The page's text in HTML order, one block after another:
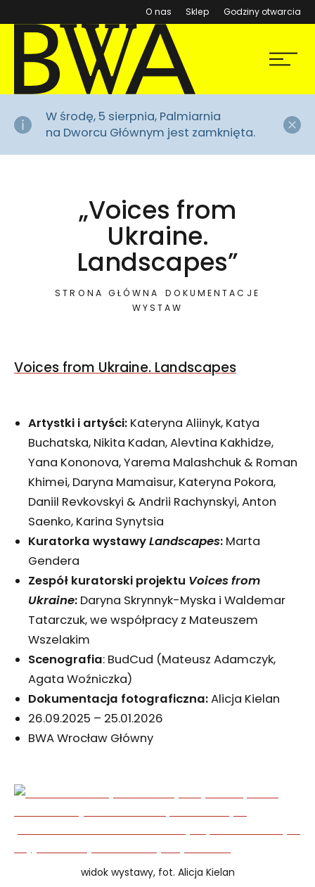
O nas Sklep (otwiera się w nowym
Godziny otwarcia
BWA Wrocław
Galerie Sztuki Współczesnej
Menu
W środę, 5 sierpnia, Palmiarnia
na Dworcu Głównym jest zamknięta.
„Voices from
Ukraine.
Landscapes”
STRONA GŁÓWNA
DOKUMENTACJE
WYSTAW
Voices from Ukraine. Landscapes
Artystki i artyści: Kateryna Aliinyk, Katya
Buchatska, Nikita Kadan, Alevtina Kakhidze,
Yana Kononova, Yarema Malashchuk & Roman
Khimei, Daryna Mamaisur, Kateryna Pokora,
Daniil Revkovskyi & Andrii Rachynskyi, Anton
Saenko, Karina Synytsia
Kuratorka wystawyLandscapes: Marta
Gendera
Zespół kuratorski projektu Voices from
Ukraine: Daryna Skrynnyk-Myska i Waldemar
Tatarczuk, we współpracy z Mateuszem
Wszelakim
Scenografia: BudCud (Mateusz Adamczyk,
Agata Woźniczka)
Dokumentacja fotograficzna:Alicja Kielan
26.09.2025 – 25.01.2026
BWA Wrocław Główny
widok wystawy, fot. Alicja Kielan